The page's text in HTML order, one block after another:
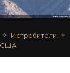
Истребители
США